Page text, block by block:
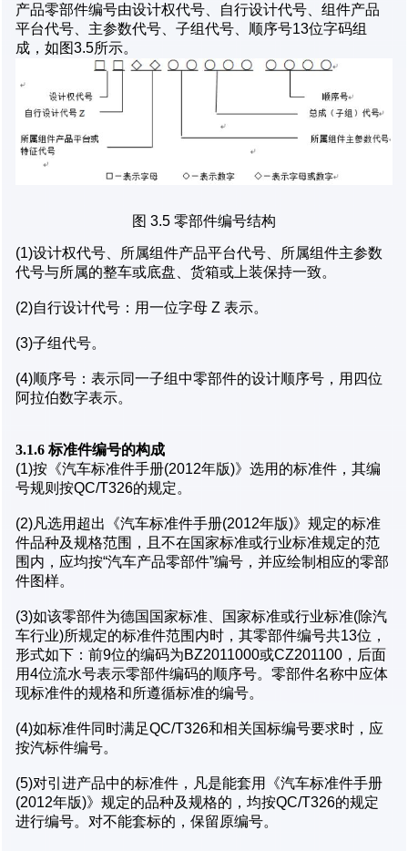
产品零部件编号由设计权代号、自行设计代号、组件产品
平台代号、主参数代号、子组代号、顺序号13位字码组
成，如图3.5所示。
图 3.5 零部件编号结构
(1)设计权代号、所属组件产品平台代号、所属组件主参数
代号与所属的整车或底盘、货箱或上装保持一致。
(2)自行设计代号：用一位字母 Z 表示。
(3)子组代号。
(4)顺序号：表示同一子组中零部件的设计顺序号，用四位
阿拉伯数字表示。
3.1.6 标准件编号的构成
(1)按《汽车标准件手册(2012年版)》选用的标准件，其编
号规则按QC/T326的规定。
(2)凡选用超出《汽车标准件手册(2012年版)》规定的标准
件品种及规格范围，且不在国家标准或行业标准规定的范
围内，应均按“汽车产品零部件”编号，并应绘制相应的零部
件图样。
(3)如该零部件为德国国家标准、国家标准或行业标准(除汽
车行业)所规定的标准件范围内时，其零部件编号共13位，
形式如下：前9位的编码为BZ2011000或CZ201100，后面
用4位流水号表示零部件编码的顺序号。零部件名称中应体
现标准件的规格和所遵循标准的编号。
(4)如标准件同时满足QC/T326和相关国标编号要求时，应
按汽标件编号。
(5)对引进产品中的标准件，凡是能套用《汽车标准件手册
(2012年版)》规定的品种及规格的，均按QC/T326的规定
进行编号。对不能套标的，保留原编号。